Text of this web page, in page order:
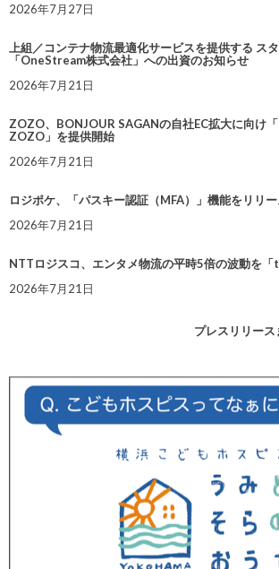
2026年7月27日
上組／コンテナ物流最適化サービスを提供する ス
「OneStream株式会社」への出資のお知らせ
2026年7月21日
ZOZO、BONJOUR SAGANの自社EC拡大に向け
ZOZO」を提供開始
2026年7月21日
ロジポケ、「パスキー認証（MFA）」機能をリリー
2026年7月21日
NTTロジスコ、エンタメ物流の平時5倍の波動を
2026年7月21日
プレスリリー